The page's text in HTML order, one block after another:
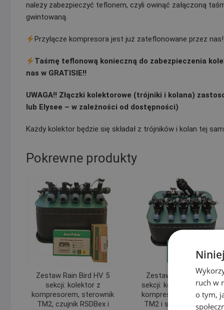
należy zabezpieczyć teflonem, czyli owinąć załączoną
gwintowaną.
Przyłącze kompresora jest już zateflonowane przez
Taśmę teflonową konieczną do zabezpieczenia
nas w GRATISIE!!
UWAGA!! Złączki kolektorowe (trójniki i kolana)
lub Elysee – w zależności od dostępności)
Każdy kolektor będzie się składał z trójników i kolan tej
Pokrewne produkty
Zestaw Rain Bird HV 5
sekcji: kolektor z
kompresorem, sterownik
TM2, czujnik RSDBex i
Zestaw Rain Bird HV 5
sekcji: kolektor z filtrem i
kompresorem, sterownik
TM2 i studzienka PE 20
ruch w
o tym,